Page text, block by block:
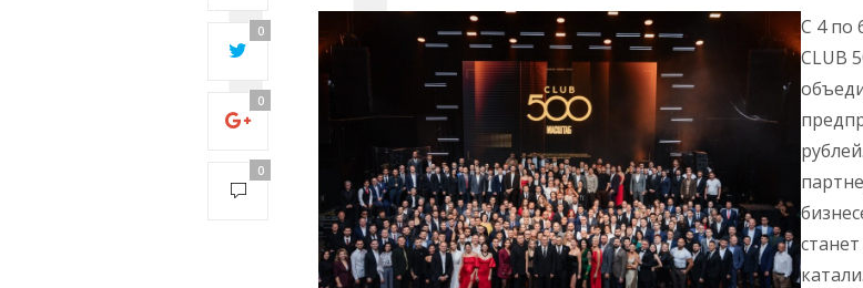
timed out
after 5001
with 0 out of
0 bytes
0
0
0
С 4 по
CLUB